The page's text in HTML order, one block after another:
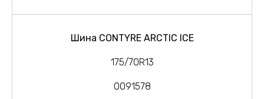
Шина CONTYRE ARCTIC ICE
175/70R13
0091578